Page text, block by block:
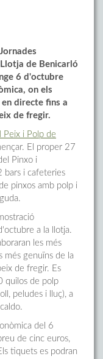
de Benicarló
6 d'octubre
on els
directe fins a
de fregir.
Peix i Polp de
El proper 27
Pinxo i
bars i cafeteries
pinxos amb polp i
a la llotja.
les més
més genuïns de la
de fregir. Es
quilos de polp
peludes i lluç), a
del 6
de cinc euros,
tiquets es podran